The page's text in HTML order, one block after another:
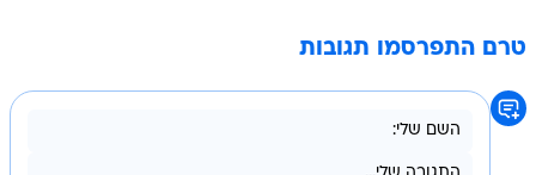
טרם התפרסמו תגובות